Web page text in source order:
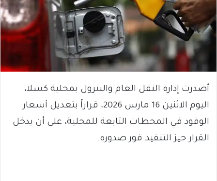
أصدرت إدارة النقل العام والبترول بمحلية كسلا،
اليوم الاثنين 16 مارس 2026، قراراً بتعديل أسعار
الوقود في المحطات التابعة للمحلية، على أن يدخل
القرار حيز التنفيذ فور صدوره.